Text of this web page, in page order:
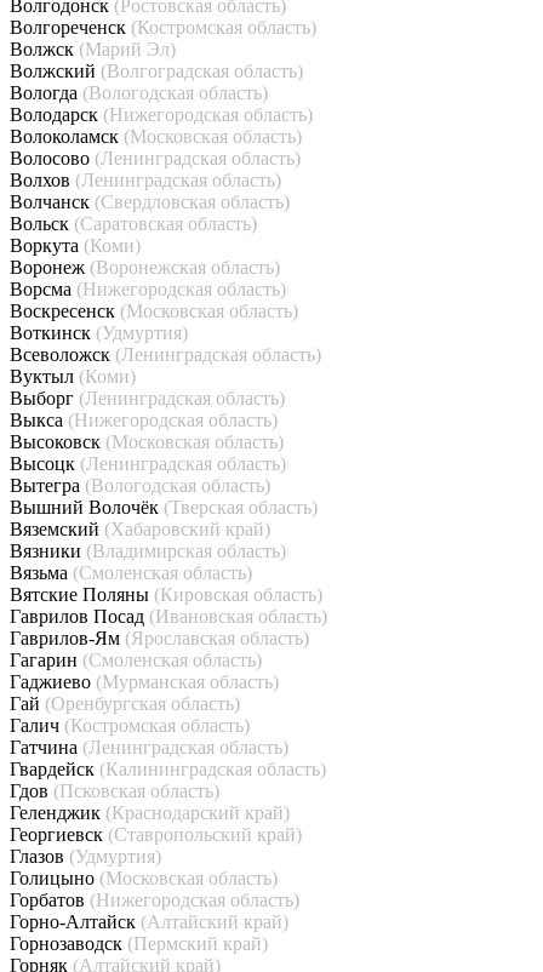
Волгодонск (Ростовская область)
Волгореченск (Костромская область)
Волжск (Марий Эл)
Волжский (Волгоградская область)
Вологда (Вологодская область)
Володарск (Нижегородская область)
Волоколамск (Московская область)
Волосово (Ленинградская область)
Волхов (Ленинградская область)
Волчанск (Свердловская область)
Вольск (Саратовская область)
Воркута (Коми)
Воронеж (Воронежская область)
Ворсма (Нижегородская область)
Воскресенск (Московская область)
Воткинск (Удмуртия)
Всеволожск (Ленинградская область)
Вуктыл (Коми)
Выборг (Ленинградская область)
Выкса (Нижегородская область)
Высоковск (Московская область)
Высоцк (Ленинградская область)
Вытегра (Вологодская область)
Вышний Волочёк (Тверская область)
Вяземский (Хабаровский край)
Вязники (Владимирская область)
Вязьма (Смоленская область)
Вятские Поляны (Кировская область)
Гаврилов Посад (Ивановская область)
Гаврилов-Ям (Ярославская область)
Гагарин (Смоленская область)
Гаджиево (Мурманская область)
Гай (Оренбургская область)
Галич (Костромская область)
Гатчина (Ленинградская область)
Гвардейск (Калининградская область)
Гдов (Псковская область)
Геленджик (Краснодарский край)
Георгиевск (Ставропольский край)
Глазов (Удмуртия)
Голицыно (Московская область)
Горбатов (Нижегородская область)
Горно-Алтайск (Алтайский край)
Горнозаводск (Пермский край)
Горняк (Алтайский край)